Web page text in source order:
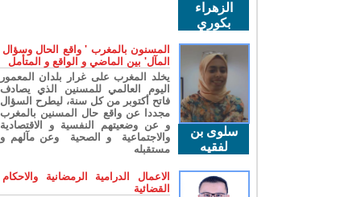
الزهراء
بكوري
سلوى بن
لفقيه
المسنون بالمغرب ' واقع الحال وسؤال
المآل' بين الماضي و الواقع و المتأمل
يخلد المغرب على غرار بلدان المعمور
اليوم العالمي للمسنين الذي يصادف
فاتح أكتوبر من كل سنة، ليطرح السؤال
مجددا عن واقع حال المسنين بالمغرب
و عن وضعيتهم النفسية و الاقتصادية
والاجتماعية و الصحية وعن مآلهم و
مستقبله
الاعمال الدرامية الرمضانية والاحكام
القضائية